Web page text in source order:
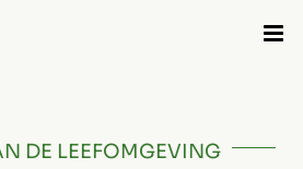
DE LEEFOMGEVING